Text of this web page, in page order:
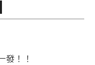
發！！